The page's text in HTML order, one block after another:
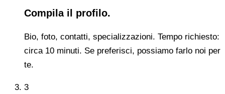
Compila il profilo.
Bio, foto, contatti, specializzazioni. Tempo richiesto:
circa 10 minuti. Se preferisci, possiamo farlo noi per
te.
3